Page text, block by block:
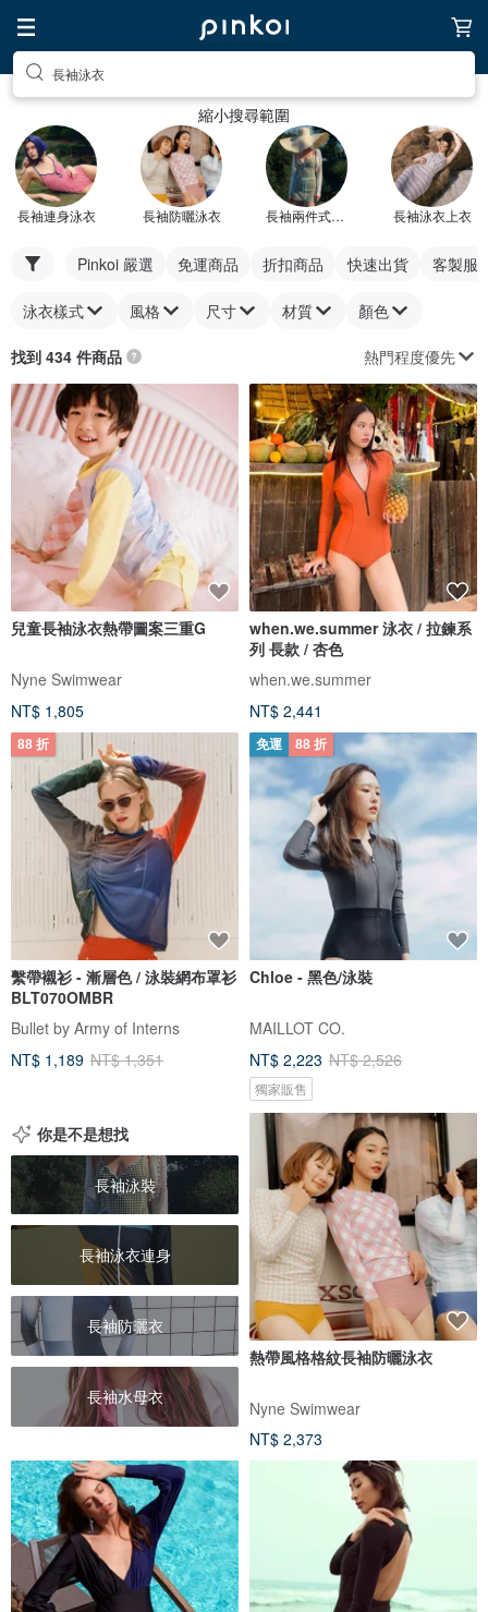
長袖泳衣
縮小搜尋範圍
長袖連身泳衣 長袖防曬泳衣 長袖兩件式泳衣 長袖泳衣上衣
Pinkoi 嚴選 免運商品 折扣商品 快速出貨 客製服
泳衣樣式 風格 尺寸 材質 顏色
找到 434 件商品 熱門程度優先
兒童長袖泳衣熱帶圖案三重G
Nyne Swimwear
NT$ 1,805
when.we.summer 泳衣 / 拉鍊系
列 長款 / 杏色
when.we.summer
NT$ 2,441
88 折
繫帶襯衫 - 漸層色 / 泳裝網布罩衫
BLT070OMBR
Bullet by Army of Interns
NT$ 1,189 NT$ 1,351
免運 88 折
Chloe - 黑色/泳裝
MAILLOT CO.
NT$ 2,223 NT$ 2,526
獨家販售
你是不是想找
長袖泳裝
長袖泳衣連身
長袖防曬衣
長袖水母衣
熱帶風格格紋長袖防曬泳衣
Nyne Swimwear
NT$ 2,373